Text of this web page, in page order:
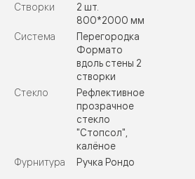
Створки
2 шт.
800*2000 мм
Система
Перегородка
Формато
вдоль стены 2
створки
Стекло
Рефлективное
прозрачное
стекло
"Стопсол",
калёное
Фурнитура
Ручка Рондо